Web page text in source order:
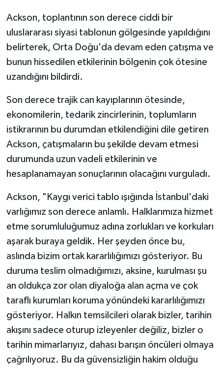
Ackson, toplantının son derece ciddi bir
uluslararası siyasi tablonun gölgesinde yapıldığını
belirterek, Orta Doğu'da devam eden çatışma ve
bunun hissedilen etkilerinin bölgenin çok ötesine
uzandığını bildirdi.
Son derece trajik can kayıplarının ötesinde,
ekonomilerin, tedarik zincirlerinin, toplumların
istikrarının bu durumdan etkilendiğini dile getiren
Ackson, çatışmaların bu şekilde devam etmesi
durumunda uzun vadeli etkilerinin ve
hesaplanamayan sonuçlarının olacağını vurguladı.
Ackson, "Kaygı verici tablo ışığında İstanbul'daki
varlığımız son derece anlamlı. Halklarımıza hizmet
etme sorumluluğumuz adına zorlukları ve korkuları
aşarak buraya geldik. Her şeyden önce bu,
aslında bizim ortak kararlılığımızı gösteriyor. Bu
duruma teslim olmadığımızı, aksine, kurulması şu
an oldukça zor olan diyaloğa alan açma ve çok
taraflı kurumları koruma yönündeki kararlılığımızı
gösteriyor. Halkın temsilcileri olarak bizler, tarihin
akışını sadece oturup izleyenler değiliz, bizler o
tarihin mimarlarıyız, dahası barışın öncüleri olmaya
çağrılıyoruz. Bu da güvensizliğin hakim olduğu